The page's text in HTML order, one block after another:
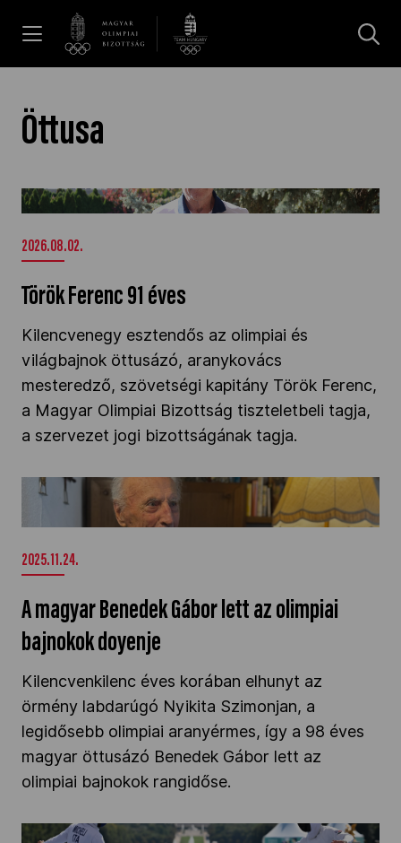
Hírek
Dakar 2026
Los Angeles 2028
MOB
Kettőskarrier-program
NOB
Társszervezetek
OVEP
Adatbank
Öttusa
Török Ferenc 91 éves" />
2026.08.02.
Török Ferenc 91 éves
Kilencvenegy esztendős az olimpiai és
világbajnok öttusázó, aranykovács
mesteredző, szövetségi kapitány Török Ferenc,
a Magyar Olimpiai Bizottság tiszteletbeli tagja,
a szervezet jogi bizottságának tagja.
A magyar Benedek Gábor lett az olimpiai
bajnokok doyenje" />
2025.11.24.
A magyar Benedek Gábor lett az olimpiai
bajnokok doyenje
Kilencvenkilenc éves korában elhunyt az
örmény labdarúgó Nyikita Szimonjan, a
legidősebb olimpiai aranyérmes, így a 98 éves
magyar öttusázó Benedek Gábor lett az
olimpiai bajnokok rangidőse.
Budapest rendezi a 2027-es öttusa-